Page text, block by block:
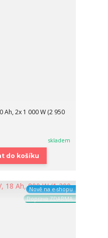
Ah, 2x 1 000 W (2 950
skladem
do košíku
Nově na e-shopu
Doprava ZDARMA